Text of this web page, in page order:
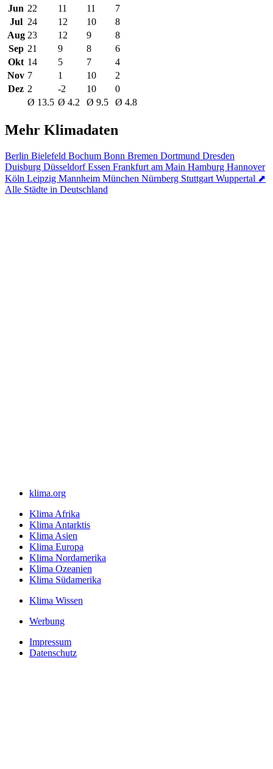
Jun 22 11 11
7
Jul 24 12 10
8
Aug 23 12 9
8
Sep 21 9 8
6
Okt 14 5 7
4
Nov 7 1 10
2
Dez 2 -2 10
0
Ø 13.5 Ø 4.2 Ø 9.5 Ø 4.8
Mehr Klimadaten
Berlin Bielefeld Bochum Bonn Bremen Dortmund Dresden
Duisburg DüsseldorfEssen Frankfurt am Main Hamburg Hannover
Köln Leipzig Mannheim München Nürnberg Stuttgart Wuppertal ⬈
Alle Städte in Deutschland
klima.org
Klima Afrika
Klima Antarktis
Klima Asien
Klima Europa
Klima Nordamerika
Klima Ozeanien
Klima Südamerika
Klima Wissen
Werbung
Impressum
Datenschutz